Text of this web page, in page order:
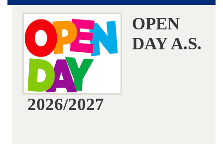
OPEN
DAY A.S.
2026/2027